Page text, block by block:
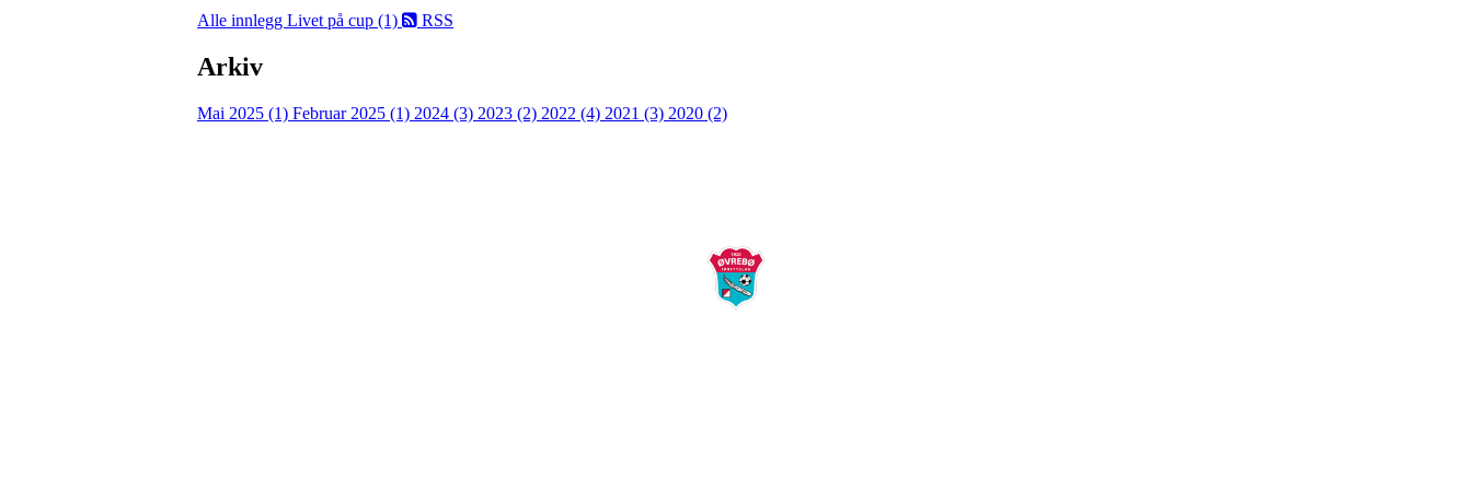
Alle innlegg Livet på cup (1) RSS
Arkiv
Mai 2025 (1) Februar 2025 (1) 2024 (3) 2023 (2) 2022 (4) 2021 (3) 2020 (2)